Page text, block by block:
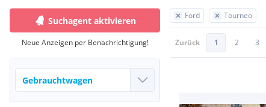
Ford Tourneo
Zurück 1 2 3
Suchagent aktivieren
Neue Anzeigen per Benachrichtigung!